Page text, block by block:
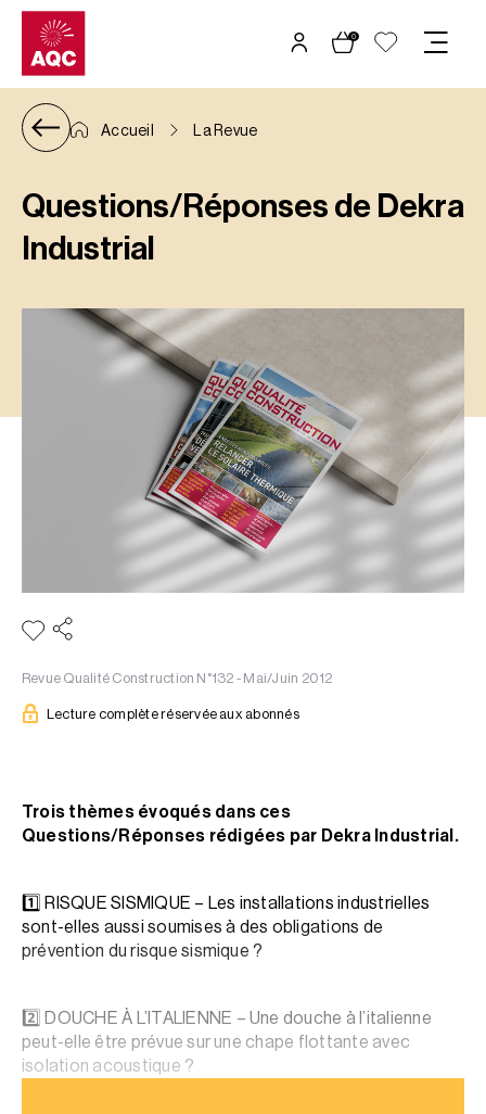
Panneau de gestion des cookies
0
Accueil La Revue
Questions/Réponses de Dekra
Industrial
Revue Qualité Construction N°132 - Mai/Juin 2012
Lecture complète réservée aux abonnés
Trois thèmes évoqués dans ces
Questions/Réponses rédigées par Dekra Industrial.
1️⃣ RISQUE SISMIQUE – Les installations industrielles
sont-elles aussi soumises à des obligations de
prévention du risque sismique ?
2️⃣ DOUCHE À L’ITALIENNE – Une douche à l’italienne
peut-elle être prévue sur une chape flottante avec
isolation acoustique ?